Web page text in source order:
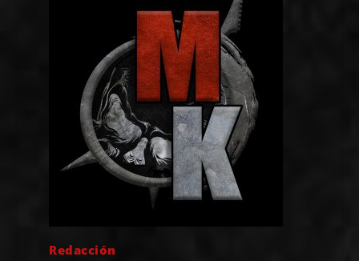
Redacción